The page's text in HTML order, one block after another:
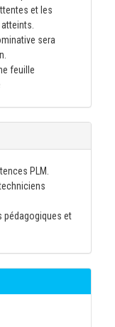
et les
sera
feuille
PLM.
pédagogiques et